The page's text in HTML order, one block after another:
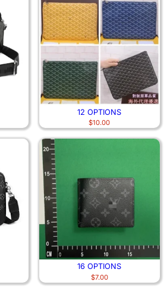
12 OPTIONS
$10.00
16 OPTIONS
$7.00